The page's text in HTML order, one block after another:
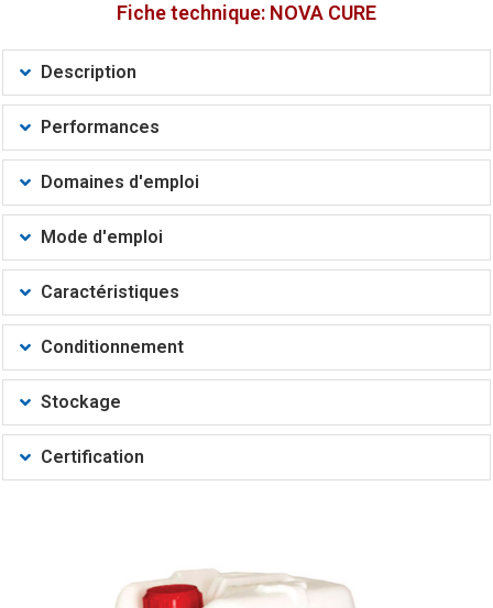
Fiche technique: NOVA CURE
Description
Performances
Domaines d'emploi
Mode d'emploi
Caractéristiques
Conditionnement
Stockage
Certification